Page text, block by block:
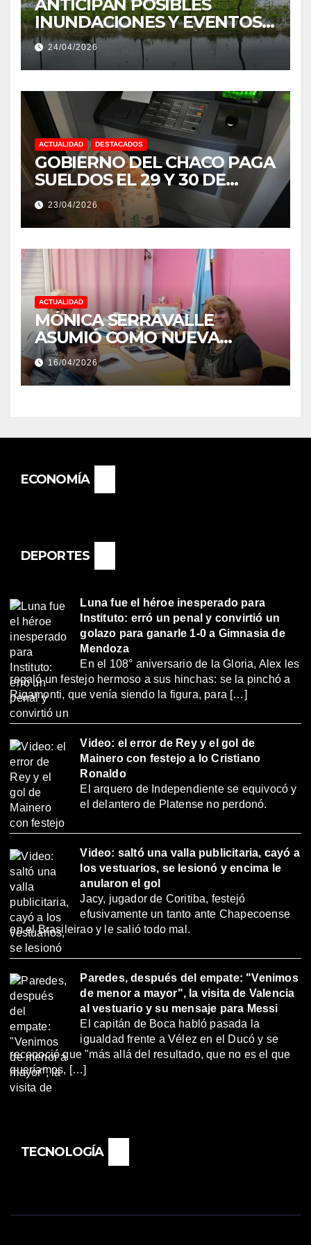
ANTICIPAN POSIBLES
INUNDACIONES Y EVENTOS
EXTREMOS: “PODRÍA SER UN
NIÑO MUY IMPORTANTE”
24/04/2026
ACTUALIDAD DESTACADOS
GOBIERNO DEL CHACO PAGA
SUELDOS EL 29 Y 30 DE
ABRIL, CON EL 2% DE
AUMENTO
23/04/2026
ACTUALIDAD
MÓNICA SERRAVALLE
ASUMIÓ COMO NUEVA
DIRECTORA DEL E.E.S. N° 82
«RENÉ FAVALORO» DE
BASAIL.
16/04/2026
ECONOMÍA
DEPORTES
Luna fue el héroe inesperado para
Instituto: erró un penal y convirtió un
golazo para ganarle 1-0 a Gimnasia de
Mendoza
En el 108° aniversario de la Gloria, Alex les
regaló un festejo hermoso a sus hinchas: se la pinchó a
Rigamonti, que venía siendo la figura, para […]
Video: el error de Rey y el gol de
Mainero con festejo a lo Cristiano
Ronaldo
El arquero de Independiente se equivocó y
el delantero de Platense no perdonó.
Video: saltó una valla publicitaria, cayó a
los vestuarios, se lesionó y encima le
anularon el gol
Jacy, jugador de Coritiba, festejó
efusivamente un tanto ante Chapecoense
en el Brasileirao y le salió todo mal.
Paredes, después del empate: "Venimos
de menor a mayor", la visita de Valencia
al vestuario y su mensaje para Messi
El capitán de Boca habló pasada la
igualdad frente a Vélez en el Ducó y se
reconoció que "más allá del resultado, que no es el que
queríamos, […]
TECNOLOGÍA